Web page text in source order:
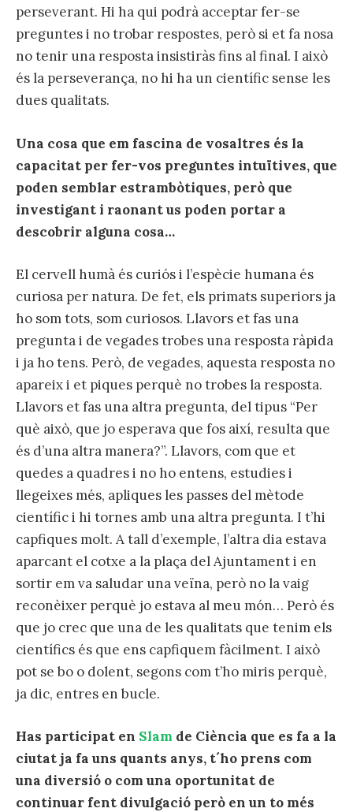
perseverant. Hi ha qui podrà acceptar fer-se
preguntes i no trobar respostes, però si et fa nosa
no tenir una resposta insistiràs fins al final. I això
és la perseverança, no hi ha un científic sense les
dues qualitats.
Una cosa que em fascina de vosaltres és la
capacitat per fer-vos preguntes intuïtives, que
poden semblar estrambòtiques, però que
investigant i raonant us poden portar a
descobrir alguna cosa…
El cervell humà és curiós i l’espècie humana és
curiosa per natura. De fet, els primats superiors ja
ho som tots, som curiosos. Llavors et fas una
pregunta i de vegades trobes una resposta ràpida
i ja ho tens. Però, de vegades, aquesta resposta no
apareix i et piques perquè no trobes la resposta.
Llavors et fas una altra pregunta, del tipus “Per
què això, que jo esperava que fos així, resulta que
és d’una altra manera?”. Llavors, com que et
quedes a quadres i no ho entens, estudies i
llegeixes més, apliques les passes del mètode
científic i hi tornes amb una altra pregunta. I t’hi
capfiques molt. A tall d’exemple, l’altra dia estava
aparcant el cotxe a la plaça del Ajuntament i en
sortir em va saludar una veïna, però no la vaig
reconèixer perquè jo estava al meu món… Però és
que jo crec que una de les qualitats que tenim els
científics és que ens capfiquem fàcilment. I això
pot se bo o dolent, segons com t’ho miris perquè,
ja dic, entres en bucle.
Has participat en Slam de Ciència que es fa a la
ciutat ja fa uns quants anys, t´ho prens com
una diversió o com una oportunitat de
continuar fent divulgació però en un to més